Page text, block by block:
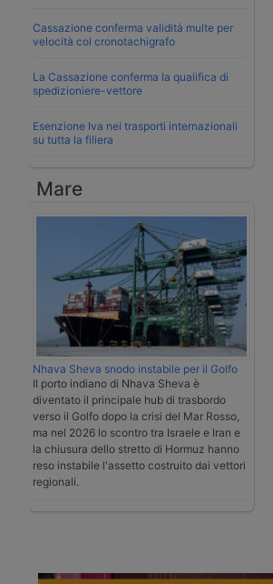
Cassazione conferma validità multe per
velocità col cronotachigrafo
La Cassazione conferma la qualifica di
spedizioniere-vettore
Esenzione Iva nei trasporti internazionali
su tutta la filiera
Mare
Nhava Sheva snodo instabile per il Golfo
Il porto indiano di Nhava Sheva è
diventato il principale hub di trasbordo
verso il Golfo dopo la crisi del Mar Rosso,
ma nel 2026 lo scontro tra Israele e Iran e
la chiusura dello stretto di Hormuz hanno
reso instabile l'assetto costruito dai vettori
regionali.